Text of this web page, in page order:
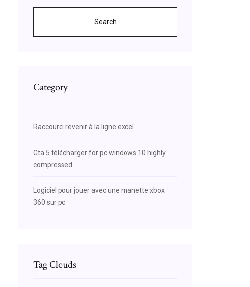
Search
Category
Raccourci revenir à la ligne excel
Gta 5 télécharger for pc windows 10 highly
compressed
Logiciel pour jouer avec une manette xbox
360 sur pc
Tag Clouds